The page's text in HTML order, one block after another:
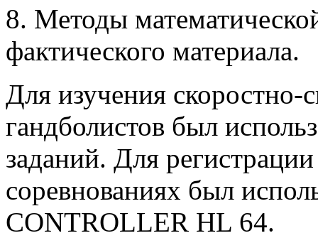
8. Методы
фактического материала.
Для изучения скоростно-
гандболистов был
заданий. Для
соревнованиях был
CONTROLLER HL 64.